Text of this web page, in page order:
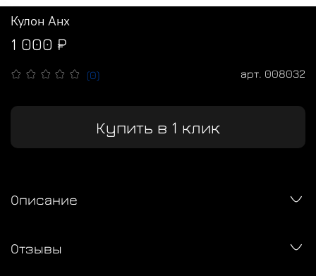
(0) арт. 008032
Кулон Анх
1 000 ₽
Купить в 1 клик
Описание
Отзывы